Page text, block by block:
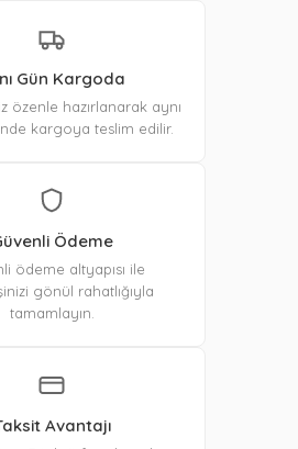
Gün Kargoda
özenle hazırlanarak aynı
kargoya teslim edilir.
Ödeme
ödeme altyapısı ile
gönül rahatlığıyla
tamamlayın.
Avantajı